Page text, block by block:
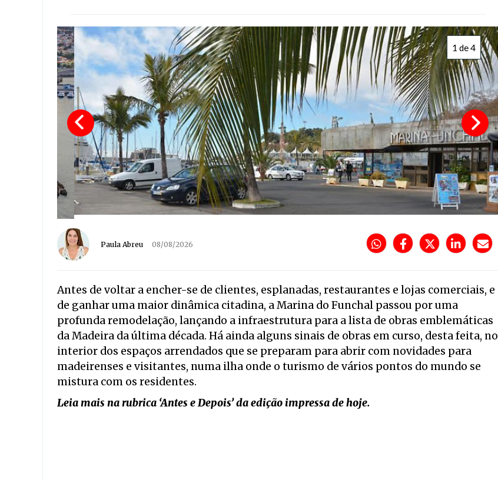
1 de 4
Paula Abreu 08/08/2026
Antes de voltar a encher-se de clientes, esplanadas, restaurantes e lojas comerciais, e
de ganhar uma maior dinâmica citadina, a Marina do Funchal passou por uma
profunda remodelação, lançando a infraestrutura para a lista de obras emblemáticas
da Madeira da última década. Há ainda alguns sinais de obras em curso, desta feita, no
interior dos espaços arrendados que se preparam para abrir com novidades para
madeirenses e visitantes, numa ilha onde o turismo de vários pontos do mundo se
mistura com os residentes.
Leia mais na rubrica ‘Antes e Depois’ da edição impressa de hoje.